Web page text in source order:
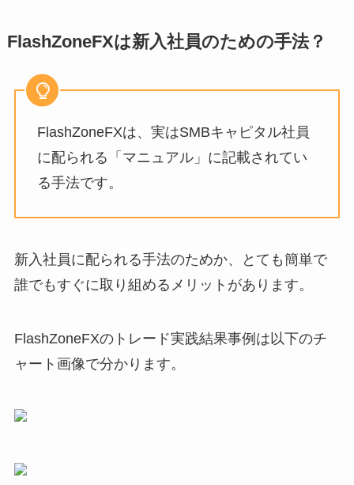
FlashZoneFXは新入社員のための手法？
FlashZoneFXは、実はSMBキャピタル社員
に配られる「マニュアル」 に記載されてい
る手法です。
新入社員に配られる手法のためか、とても簡単で
誰でもすぐに取り組めるメリットがあります。
FlashZoneFXのトレード実践結果事例は以下のチ
ャート画像で分かります。